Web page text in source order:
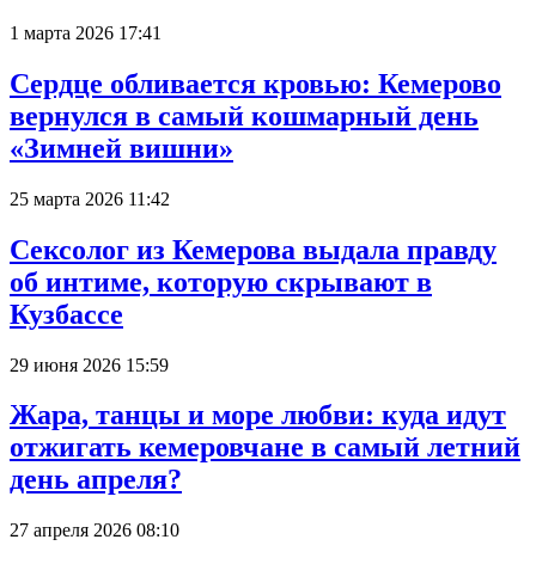
1 марта 2026 17:41
Сердце обливается кровью: Кемерово
вернулся в самый кошмарный день
«Зимней вишни»
25 марта 2026 11:42
Сексолог из Кемерова выдала правду
об интиме, которую скрывают в
Кузбассе
29 июня 2026 15:59
Жара, танцы и море любви: куда идут
отжигать кемеровчане в самый летний
день апреля?
27 апреля 2026 08:10